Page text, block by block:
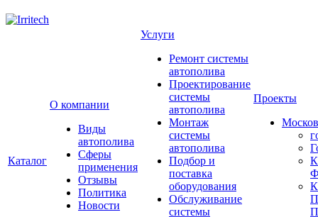
Каталог
О компании
Виды
автополива
Сферы
применения
Отзывы
Политика
Новости
Услуги
Ремонт системы
автополива
Проектирование
системы
автополива
Монтаж
системы
автополива
Подбор и
поставка
оборудования
Обслуживание
системы
Проекты